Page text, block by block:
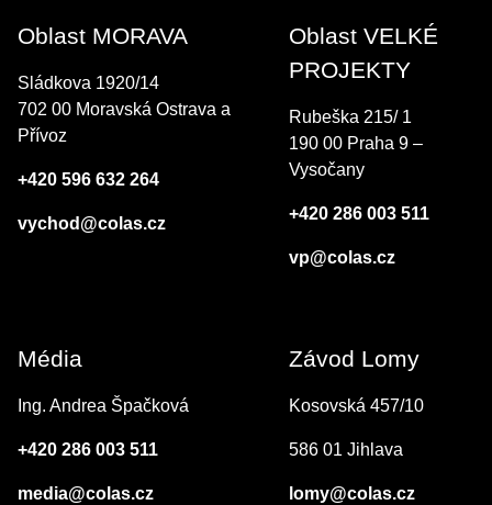
Oblast MORAVA
Sládkova 1920/14
702 00 Moravská Ostrava a
Přívoz
+420 596 632 264
vychod@colas.cz
Oblast VELKÉ
PROJEKTY
Rubeška 215/ 1
190 00 Praha 9 –
Vysočany
+420 286 003 511
vp@colas.cz
Média
Ing. Andrea Špačková
+420 286 003 511
media@colas.cz
Závod Lomy
Kosovská 457/10
586 01 Jihlava
lomy@colas.cz